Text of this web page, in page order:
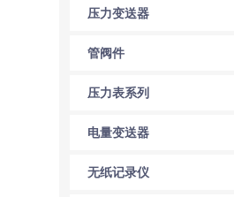
压力变送器
管阀件
压力表系列
电量变送器
无纸记录仪